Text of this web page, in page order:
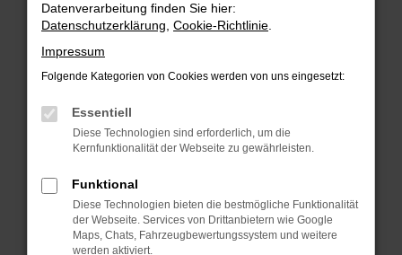
Internetverbindung.
Laden andere Webseiten, zum Beispiel deine
Suchmaschine?
Prüfe deine Browsererweiterungen.
das Laden bestimmter Seiten verhindern.
Funktioniert die Seite in einem anderen Browser
oder in einem privaten Fenster?
Das kann manchmal helfen, vorübergehende
Probleme zu beheben.
Stelle sicher, dass dein Browser und dein
Datenverarbeitung finden Sie hier:
Datenschutzerklärung Cookie-Richtlinie
Impressum
Folgende Kategorien von Cookies werden von uns eingesetzt:
Essentiell
Diese Technologien sind erforderlich, um die
Kernfunktionalität der Webseite zu gewährleisten.
Funktional
Diese Technologien bieten die bestmögliche Funktionalität
der Webseite. Services von Drittanbietern wie Google
Maps, Chats, Fahrzeugbewertungssystem und weitere
werden aktiviert.